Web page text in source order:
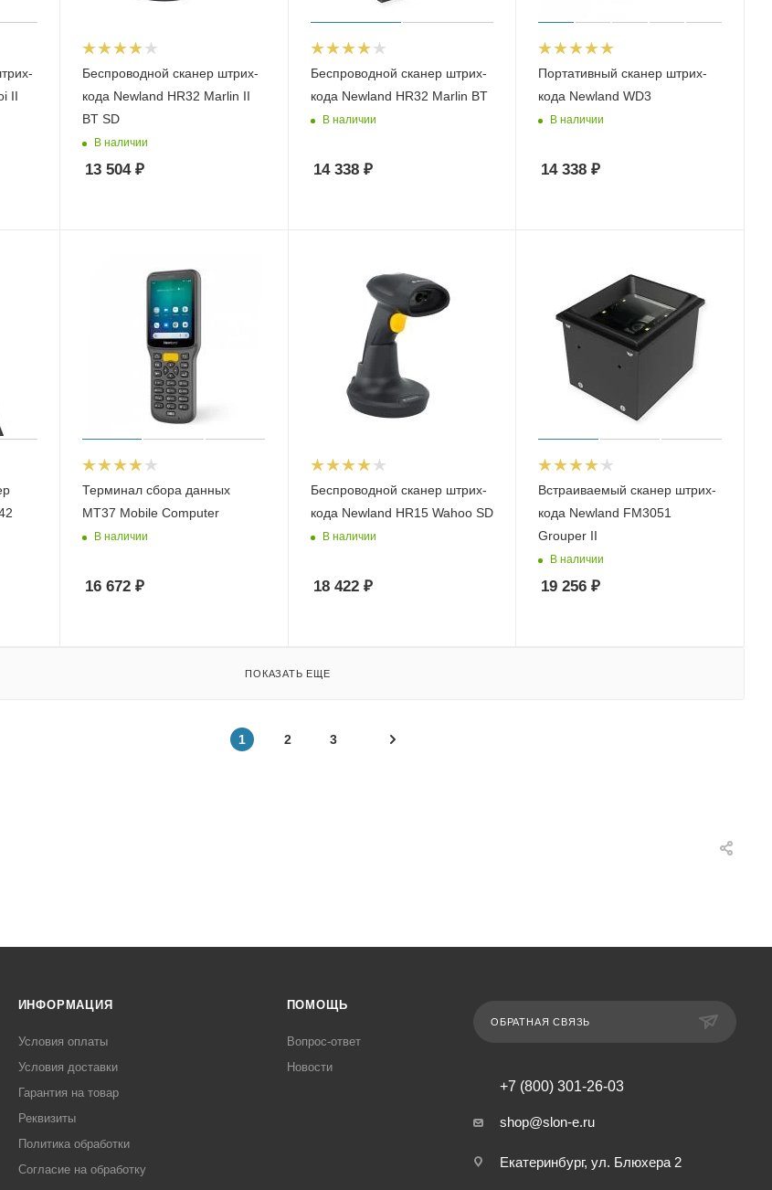
II
Беспроводной сканер штрих-
кода Newland HR32 Marlin II
BT SD
В наличии
13 504₽
Беспроводной сканер штрих-
кода Newland HR32 Marlin BT
В наличии
14 338₽
Портативный сканер штрих-
кода Newland WD3
В наличии
14 338 ₽
Терминал сбора данных
MT37 Mobile Computer
В наличии
16 672₽
Беспроводной сканер штрих-
кода Newland HR15 Wahoo SD
В наличии
18 422₽
Встраиваемый сканер штрих-
кода Newland FM3051
Grouper II
В наличии
19 256 ₽
ПОКАЗАТЬ ЕЩЕ
1 2 3
ИНФОРМАЦИЯ
Условия оплаты
Условия доставки
Гарантия на товар
Реквизиты
Политика обработки
Согласие на обработку
ПОМОЩЬ
Вопрос-ответ
Новости
ОБРАТНАЯ СВЯЗЬ
+7 (800) 301-26-03
shop@slon-e.ru
Екатеринбург, ул. Блюхера 2